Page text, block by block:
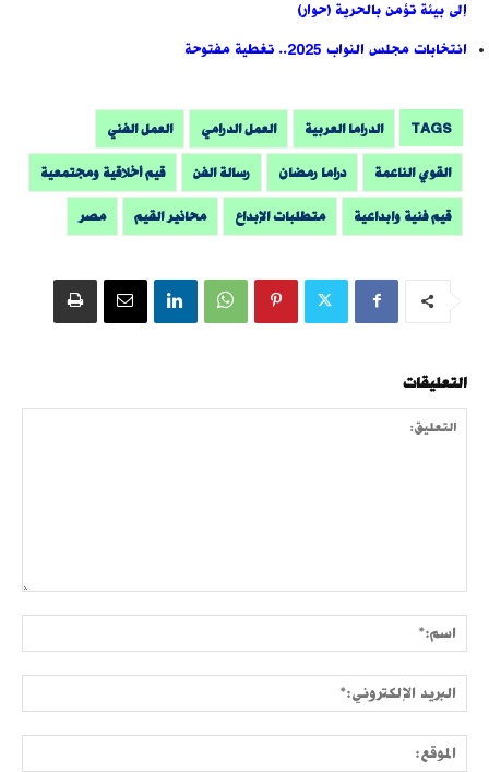
إلى بيئة تؤمن بالحرية (حوار)
انتخابات مجلس النواب 2025.. تغطية مفتوحة
TAGS الدراما العربية العمل الدرامي العمل الفني
القوي الناعمة دراما رمضان رسالة الفن قيم أخلاقية ومجتمعية
قيم فنية وابداعية متطلبات الإبداع محاذير القيم مصر
التعليقات